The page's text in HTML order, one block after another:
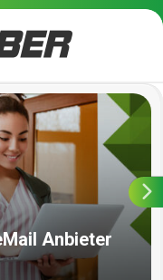
Anbieter